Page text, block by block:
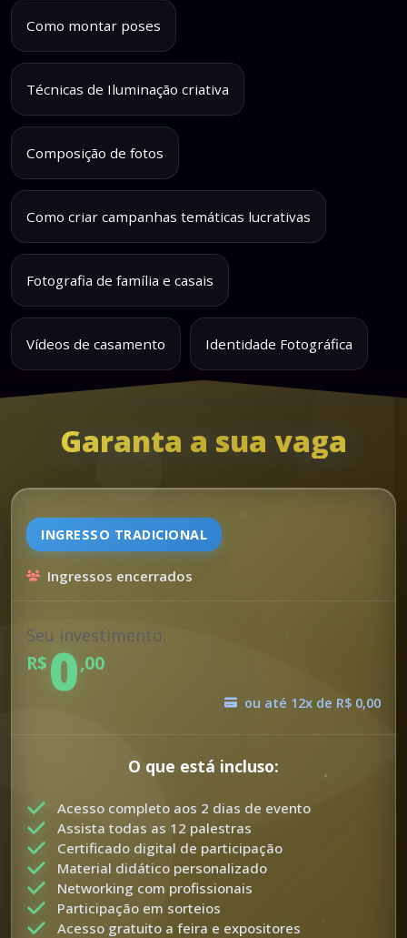
Como montar poses
Técnicas de Iluminação criativa
Composição de fotos
Como criar campanhas temáticas lucrativas
Fotografia de família e casais
Vídeos de casamento Identidade Fotográfica
Garanta a sua vaga
INGRESSO TRADICIONAL
Ingressos encerrados
Seu investimento:
R$0,00
ou até 12x de R$ 0,00
O que está incluso:
Acesso completo aos 2 dias de evento
Assista todas as 12 palestras
Certificado digital de participação
Material didático personalizado
Networking com profissionais
Participação em sorteios
Acesso gratuito a feira e expositores